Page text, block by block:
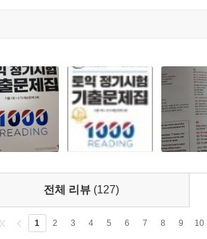
전체 리뷰 (127)
1 2 3 4 5 6 7 8 9 10